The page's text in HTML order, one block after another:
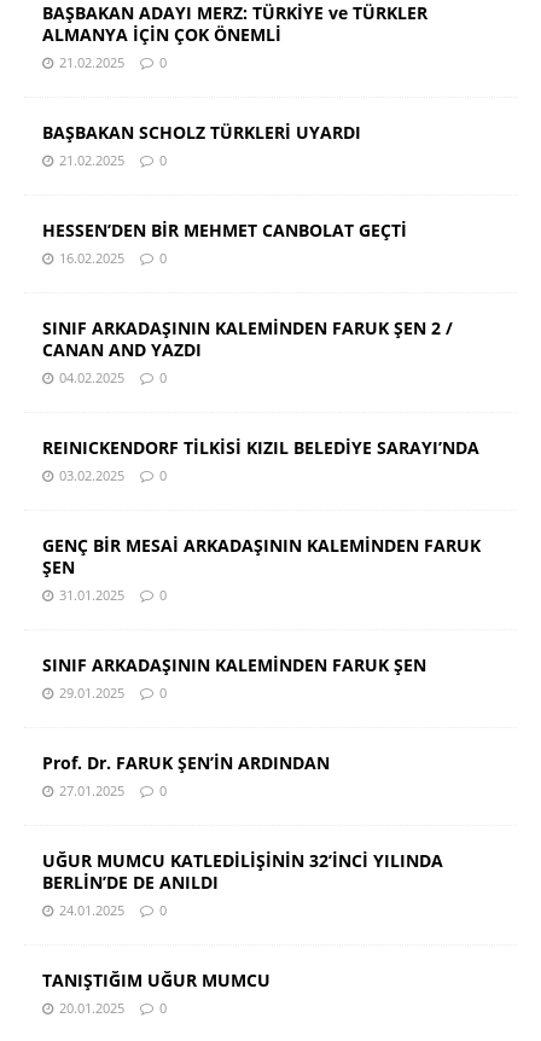
BAŞBAKAN ADAYI MERZ: TÜRKİYE ve TÜRKLER
ALMANYA İÇİN ÇOK ÖNEMLİ
21.02.2025 0
BAŞBAKAN SCHOLZ TÜRKLERİ UYARDI
21.02.2025 0
HESSEN’DEN BİR MEHMET CANBOLAT GEÇTİ
16.02.2025 0
SINIF ARKADAŞININ KALEMİNDEN FARUK ŞEN 2 /
CANAN AND YAZDI
04.02.2025 0
REINICKENDORF TİLKİSİ KIZIL BELEDİYE SARAYI’NDA
03.02.2025 0
GENÇ BİR MESAİ ARKADAŞININ KALEMİNDEN FARUK
ŞEN
31.01.2025 0
SINIF ARKADAŞININ KALEMİNDEN FARUK ŞEN
29.01.2025 0
Prof. Dr. FARUK ŞEN’İN ARDINDAN
27.01.2025 0
UĞUR MUMCU KATLEDİLİŞİNİN 32’İNCİ YILINDA
BERLİN’DE DE ANILDI
24.01.2025 0
TANIŞTIĞIM UĞUR MUMCU
20.01.2025 0